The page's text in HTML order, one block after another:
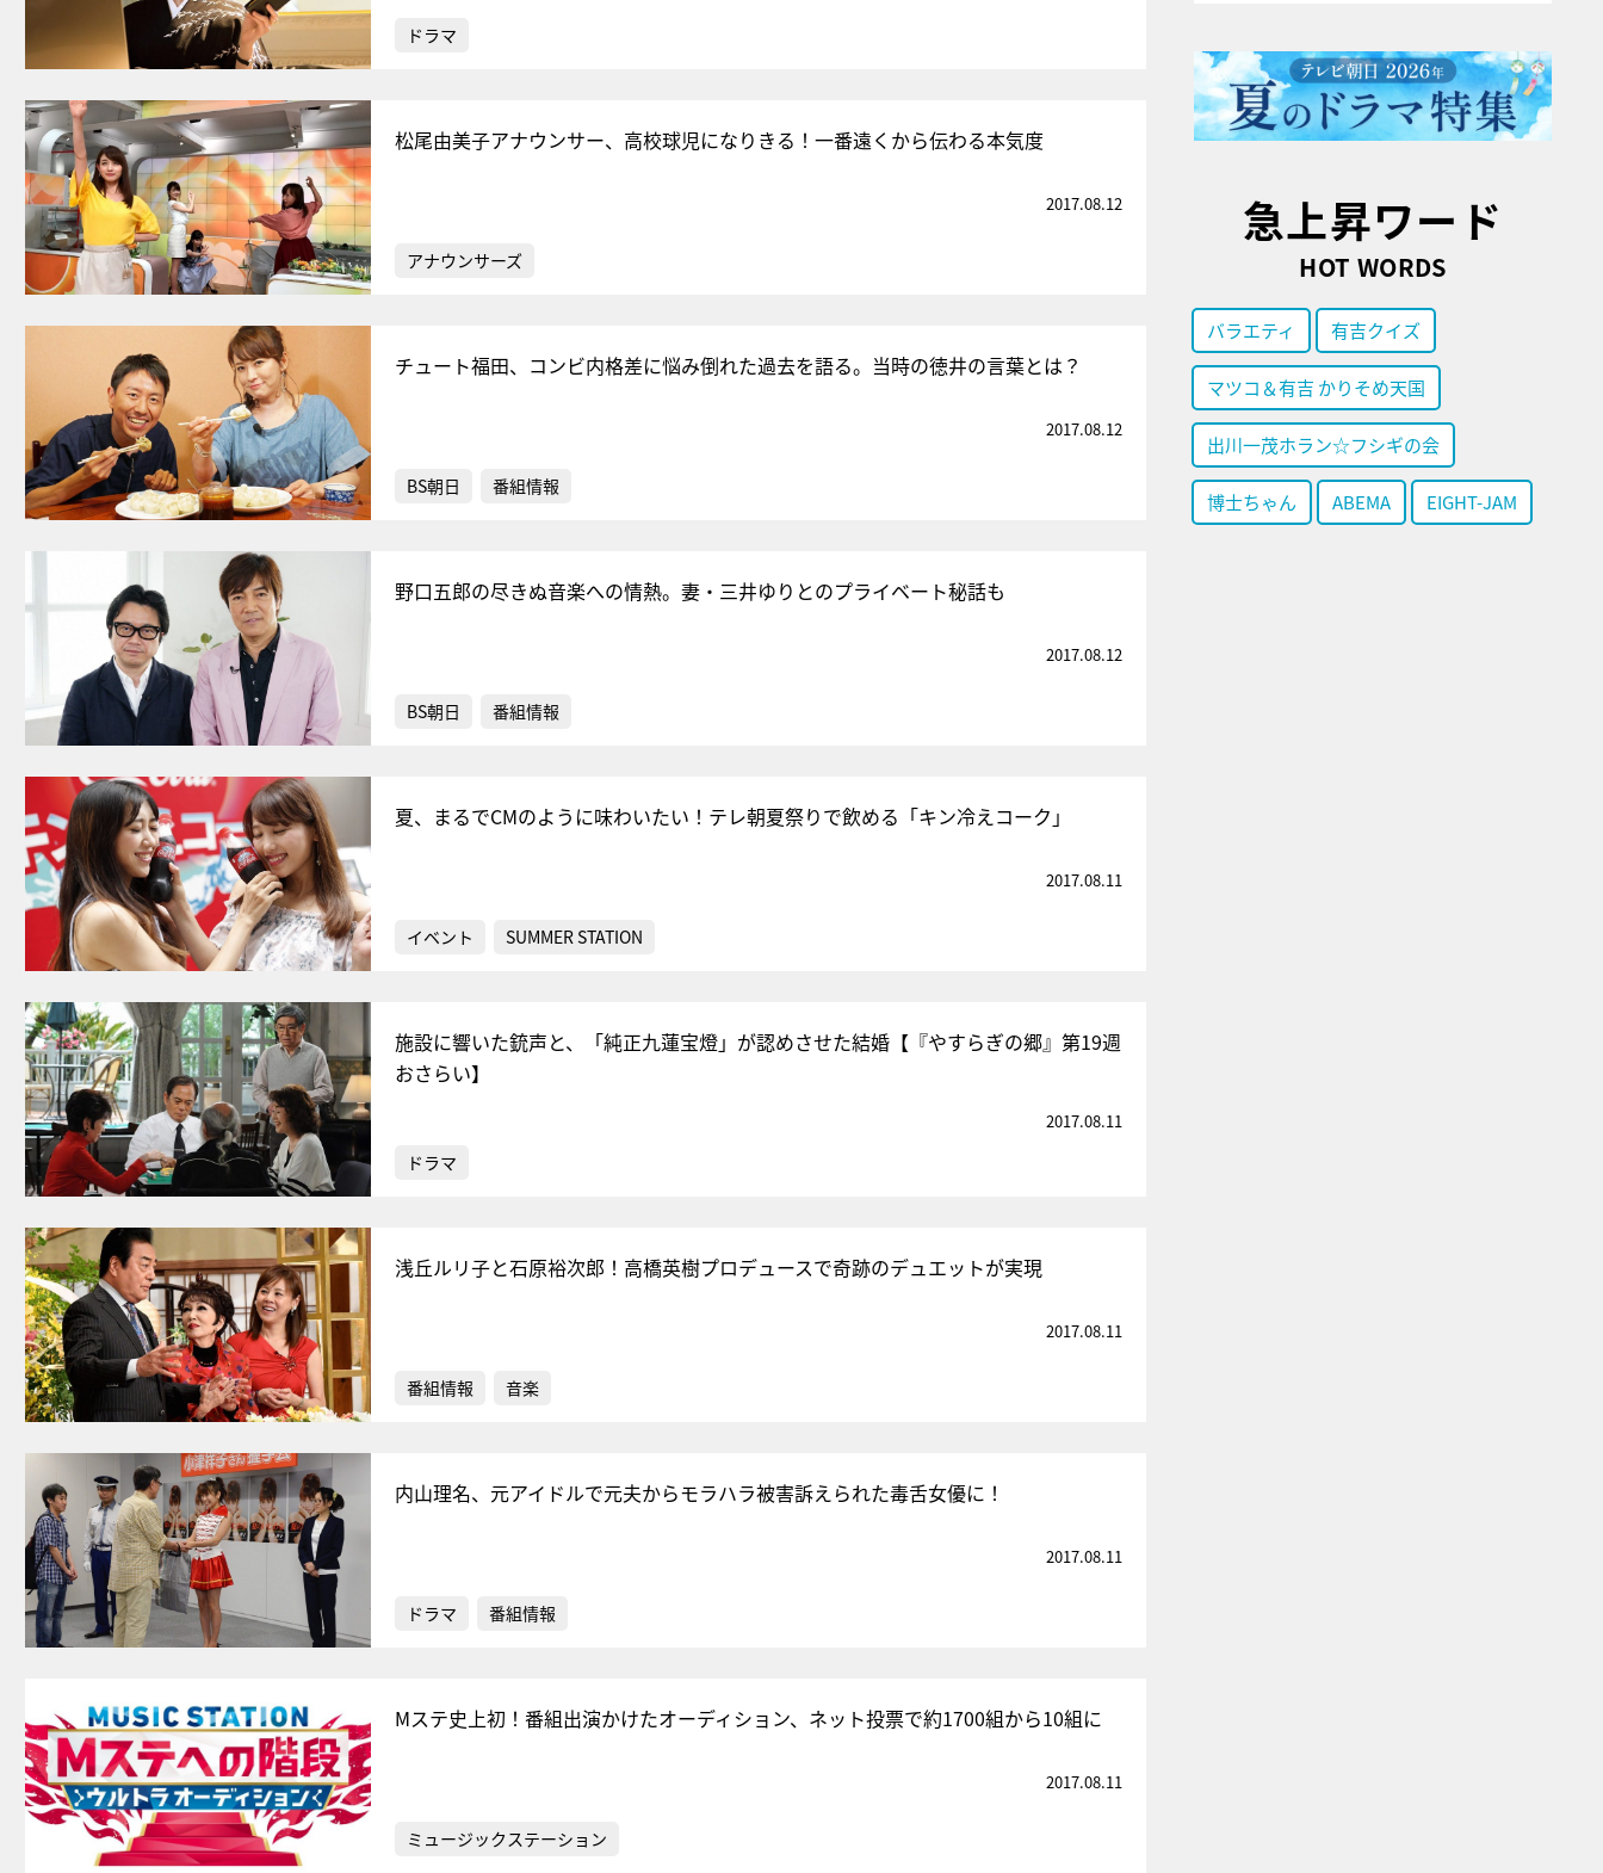
ドラマ
松尾由美子アナウンサー、高校球児になりきる！一番遠くから伝わる本気度
2017.08.12
アナウンサーズ
チュート福田、コンビ内格差に悩み倒れた過去を語る。当時の徳井の言葉とは？
2017.08.12
BS朝日 番組情報
野口五郎の尽きぬ音楽への情熱。妻・三井ゆりとのプライベート秘話も
2017.08.12
BS朝日 番組情報
夏、まるでCMのように味わいたい！テレ朝夏祭りで飲める「キン冷えコーク」
2017.08.11
イベント SUMMER STATION
施設に響いた銃声と、「純正九蓮宝燈」が認めさせた結婚【『やすらぎの郷』第19週
おさらい】
2017.08.11
ドラマ
浅丘ルリ子と石原裕次郎！高橋英樹プロデュースで奇跡のデュエットが実現
2017.08.11
番組情報 音楽
内山理名、元アイドルで元夫からモラハラ被害訴えられた毒舌女優に！
2017.08.11
ドラマ 番組情報
Mステ史上初！番組出演かけたオーディション、ネット投票で約1700組から10組に
2017.08.11
ミュージックステーション
急上昇ワード
HOT WORDS
バラエティ 有吉クイズ
マツコ＆有吉 かりそめ天国
出川一茂ホラン☆フシギの会
博士ちゃん ABEMA EIGHT-JAM